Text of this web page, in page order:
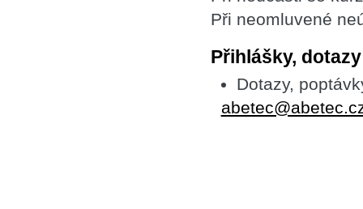
Při neomluvené
Přihlášky,
Dotazy,